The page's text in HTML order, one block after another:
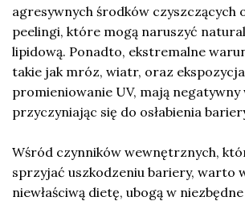
agresywnych środków czyszczących
peelingi, które mogą naruszyć
lipidową. Ponadto, ekstremalne
takie jak mróz, wiatr, oraz
promieniowanie UV, mają negatywny
przyczyniając się do osłabienia
Wśród czynników wewnętrznych,
sprzyjać uszkodzeniu bariery, warto
niewłaściwą dietę, ubogą w